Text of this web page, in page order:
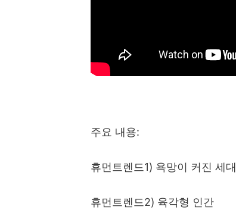
주요 내용:
휴먼트렌드1) 욕망이 커진 세대
휴먼트렌드2) 육각형 인간